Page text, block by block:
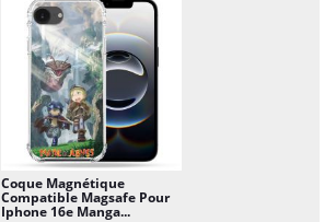
Coque Magnétique
Compatible Magsafe Pour
Iphone 16e Manga...